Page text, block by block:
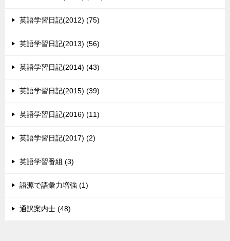
英語学習日記(2012) (75)
英語学習日記(2013) (56)
英語学習日記(2014) (43)
英語学習日記(2015) (39)
英語学習日記(2016) (11)
英語学習日記(2017) (2)
英語学習番組 (3)
語源で語彙力増強 (1)
通訳案内士 (48)